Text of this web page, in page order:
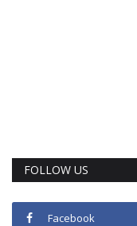
FOLLOW US
Facebook